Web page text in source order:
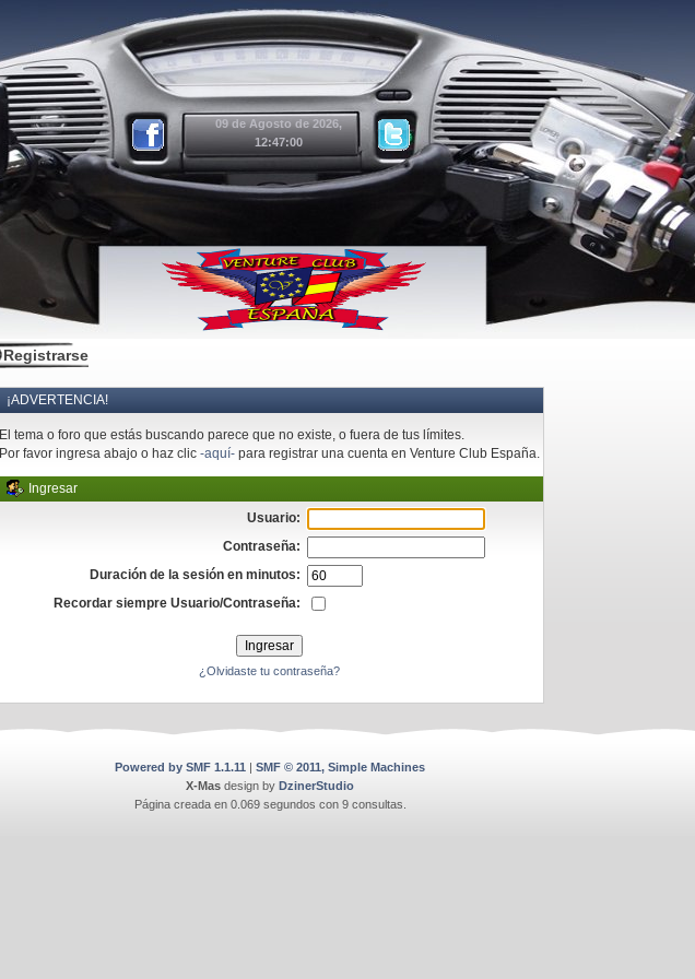
09 de Agosto de 2026,
12:47:00
Registrarse
¡ADVERTENCIA!
El tema o foro que estás buscando parece que no existe, o fuera de tus límites.
Por favor ingresa abajo o haz clic-aquí- para registrar una cuenta en Venture Club España.
Ingresar
Usuario:
Contraseña:
Duración de la sesión en minutos:
Recordar siempre Usuario/Contraseña:
¿Olvidaste tu contraseña?
Powered by SMF 1.1.11 | SMF © 2011, Simple Machines
X-Mas design by DzinerStudio
Página creada en 0.069 segundos con 9 consultas.